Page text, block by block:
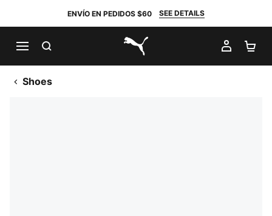
ENVÍO EN PEDIDOS $60 SEE DETAILS
PUMA.com
MI
Shoes